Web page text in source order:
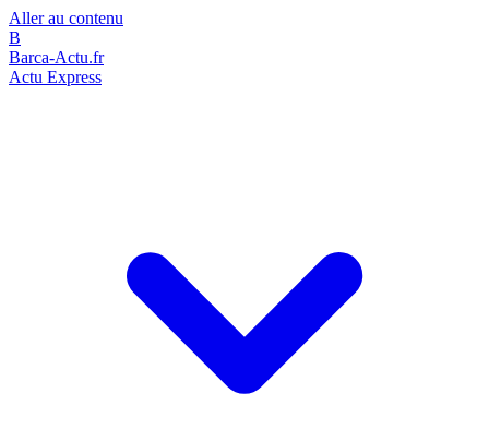
Aller au contenu
B
Barca-Actu.fr
Actu Express